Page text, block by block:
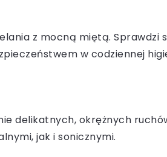
z mocną miętą. Sprawdzi
w codziennej
delikatnych, okrężnych
jak i sonicznymi.